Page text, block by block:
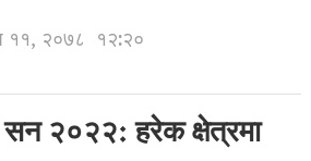
११, २०७८ १२:२०
सन २०२२: हरेक क्षेत्रमा